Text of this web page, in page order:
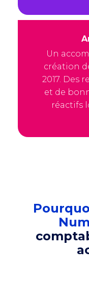
Un
création
2017. Des
et de
réactifs